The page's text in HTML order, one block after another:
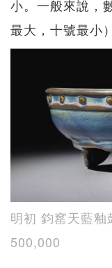
小。一般來說，
最大，十號最小）
明初 鈞窰天藍
500,000